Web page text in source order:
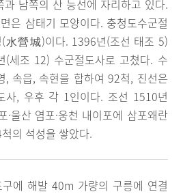
남쪽의 산 능선에 자리하고 있다.
은 삼태기 모양이다. 충청도수군절
水營城)이다. 1396년(조선 태조 5)
(세조 12) 수군절도사로 고쳤다. 수
, 속읍, 속현을 합하여 92척, 진선은
사, 우후 각 1인이다. 조선 1510년
울산 염포·웅천 내이포에 삼포왜란
의 석성을 쌓았다.
에 해발 40m 가량의 구릉에 연결